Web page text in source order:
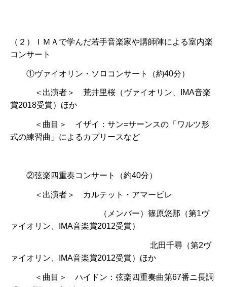
（２）ＩＭＡで学んだ若手音楽家や講師陣による室内楽
コンサート
①ヴァイオリン・ソロコンサート（約40分）
＜出演者＞ 荒井里桜（ヴァイオリン、IMA音楽
賞2018受賞）ほか
＜曲目＞ イザイ：サン=サーンスの「ワルツ形
式の練習曲」によるカプリースなど
②弦楽四重奏コンサート（約40分）
＜出演者＞ カルテット・アマービレ
（メンバー）篠原悠那（第1ヴ
ァイオリン、IMA音楽賞2012受賞）
北田千尋（第2ヴ
ァイオリン、IMA音楽賞2012受賞）ほか
＜曲目＞ ハイドン：弦楽四重奏曲第67番ニ長調